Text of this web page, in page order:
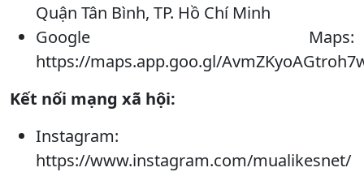
Quận Tân Bình, TP. Hồ Chí Minh
Google Maps:
https://maps.app.goo.gl/
Kết nối mạng xã hội:
Instagram:
https://www.instagram.com/mualikesnet/